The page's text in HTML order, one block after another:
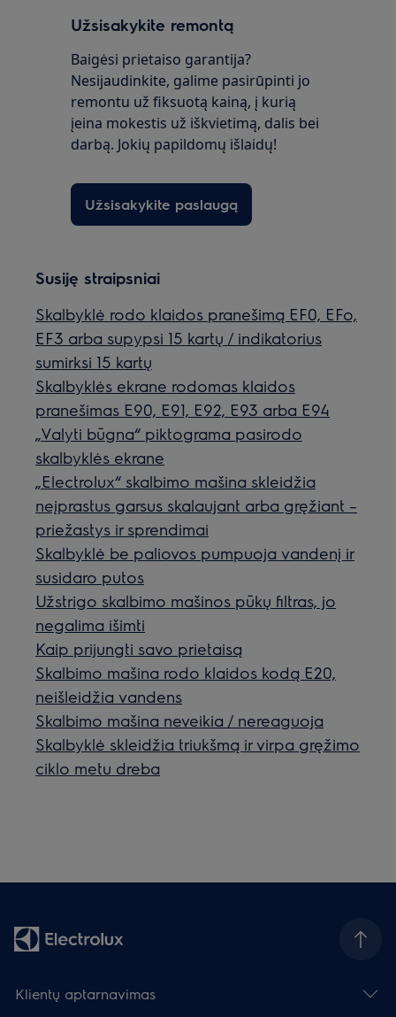
Užsisakykite remontą
Baigėsi prietaiso garantija?
Nesijaudinkite, galime pasirūpinti jo
remontu už fiksuotą kainą, į kurią
įeina mokestis už iškvietimą, dalis bei
darbą. Jokių papildomų išlaidų!
Užsisakykite paslaugą
Susiję straipsniai
Skalbyklė rodo klaidos pranešimą EF0, EFo,
EF3 arba supypsi 15 kartų / indikatorius
sumirksi 15 kartų
Skalbyklės ekrane rodomas klaidos
pranešimas E90, E91, E92, E93 arba E94
„Valyti būgna“ piktograma pasirodo
skalbyklės ekrane
„Electrolux“ skalbimo mašina skleidžia
neįprastus garsus skalaujant arba gręžiant –
priežastys ir sprendimai
Skalbyklė be paliovos pumpuoja vandenį ir
susidaro putos
Užstrigo skalbimo mašinos pūkų filtras, jo
negalima išimti
Kaip prijungti savo prietaisą
Skalbimo mašina rodo klaidos kodą E20,
neišleidžia vandens
Skalbimo mašina neveikia / nereaguoja
Skalbyklė skleidžia triukšmą ir virpa gręžimo
ciklo metu dreba
Klientų aptarnavimas